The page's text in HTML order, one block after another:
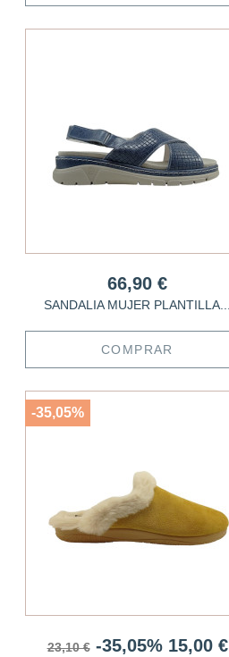
66,90 €
SANDALIA MUJER PLANTILLA...
COMPRAR
23,10 € -35,05% 15,00 €
-35,05%